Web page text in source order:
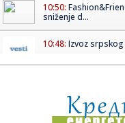
10:50:
sniženje d...
10:48: Izvoz srpskog
10:46:OPREZ